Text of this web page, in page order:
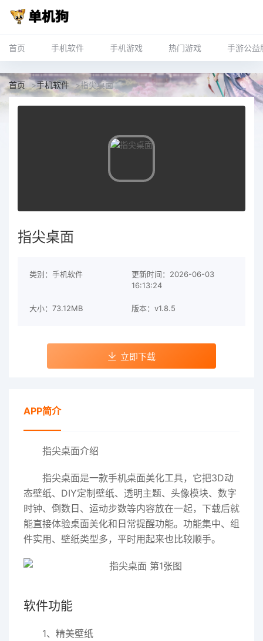
首页 手机软件 手机游戏 热门游戏 手游公益
首页 >手机软件 >指尖桌面
指尖桌面
类别：手机软件
更新时间：2026-06-03
16:13:24
大小：73.12MB 版本：v1.8.5
立即下载
APP简介
指尖桌面介绍
指尖桌面是一款手机桌面美化工具，它把3D动
态壁纸、DIY定制壁纸、透明主题、头像模块、数字
时钟、倒数日、运动步数等内容放在一起，下载后就
能直接体验桌面美化和日常提醒功能。功能集中、组
件实用、壁纸类型多，平时用起来也比较顺手。
软件功能
1、精美壁纸